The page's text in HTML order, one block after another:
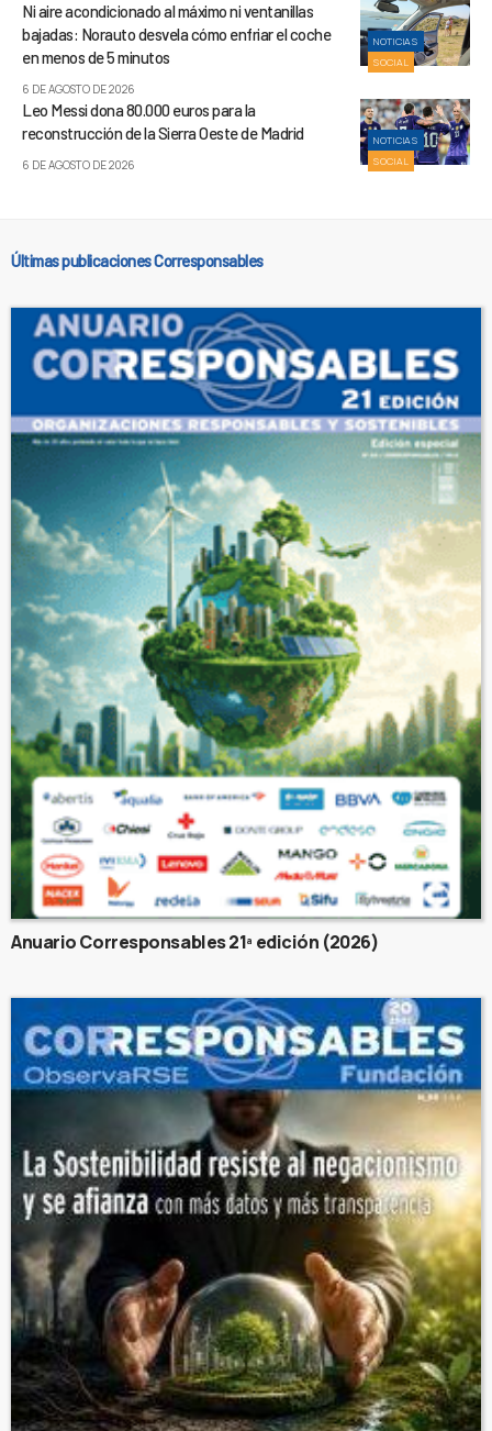
NOTICIAS
SOCIAL
Ni aire acondicionado al máximo ni ventanillas
bajadas: Norauto desvela cómo enfriar el coche
en menos de 5 minutos
6 DE AGOSTO DE 2026
NOTICIAS
SOCIAL
Leo Messi dona 80.000 euros para la
reconstrucción de la Sierra Oeste de Madrid
6 DE AGOSTO DE 2026
Últimas publicaciones Corresponsables
Anuario Corresponsables 21ª edición (2026)